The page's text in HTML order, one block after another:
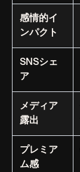
感情的イ
ンパクト
SNSシェ
ア
メディア
露出
プレミア
ム感